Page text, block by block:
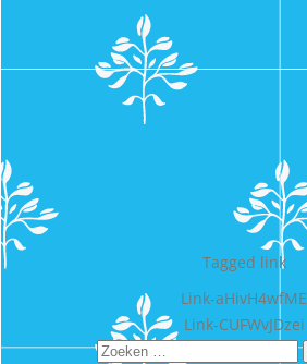
Tagged link
Bericht
navigatie
Link-aHivH4wfME
Link-CUFWvJDzei
Zoeken